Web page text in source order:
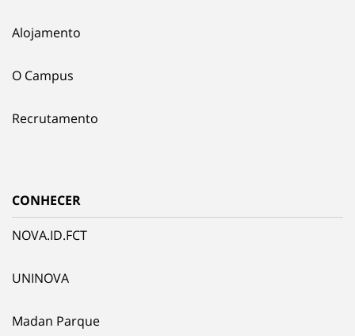
Alojamento
O Campus
Recrutamento
CONHECER
NOVA.ID.FCT
UNINOVA
Madan Parque